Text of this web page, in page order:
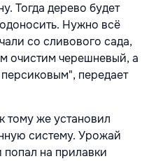
Тогда дерево будет
Нужно всё
со сливового сада,
очистим черешневый, а
передает
тому же установил
систему. Урожай
попал на прилавки